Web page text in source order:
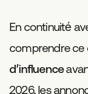
En continuité
comprendre ce
d’influence
2026, les